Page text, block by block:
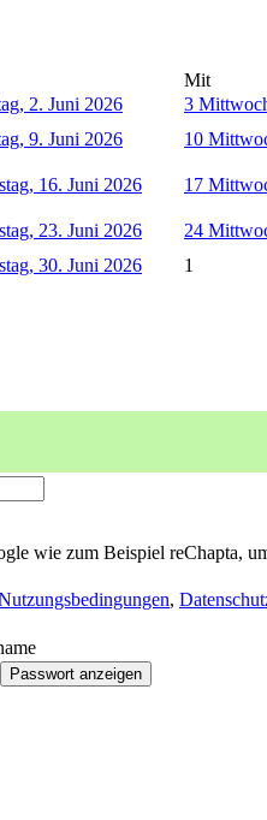
Mit
2. Juni 2026 3
9. Juni 2026 10
16. Juni 2026 17
23. Juni 2026 24
30. Juni 2026 1
wie zum Beispiel reChapta,
,
Passwort anzeigen